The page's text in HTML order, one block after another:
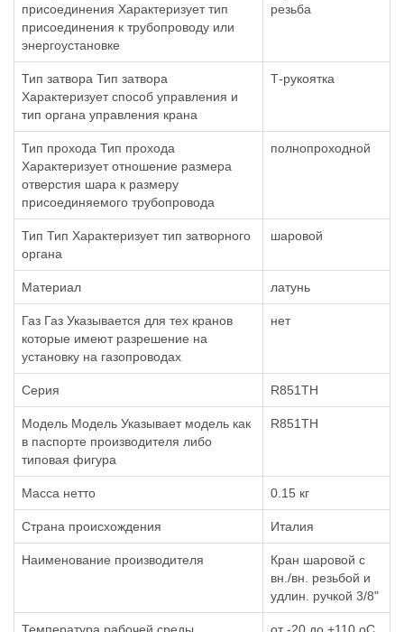
присоединения Характеризует тип
присоединения к трубопроводу или
энергоустановке
резьба
Тип затвора Тип затвора
Характеризует способ управления и
тип органа управления крана
Т-рукоятка
Тип прохода Тип прохода
Характеризует отношение размера
отверстия шара к размеру
присоединяемого трубопровода
полнопроходной
Тип Тип Характеризует тип затворного
органа
шаровой
Материал латунь
Газ Газ Указывается для тех кранов
которые имеют разрешение на
установку на газопроводах
нет
Серия R851TH
Модель Модель Указывает модель как
в паспорте производителя либо
типовая фигура
R851TH
Масса нетто 0.15 кг
Страна происхождения Италия
Наименование производителя
Кран шаровой с
вн./вн. резьбой и
удлин. ручкой 3/8"